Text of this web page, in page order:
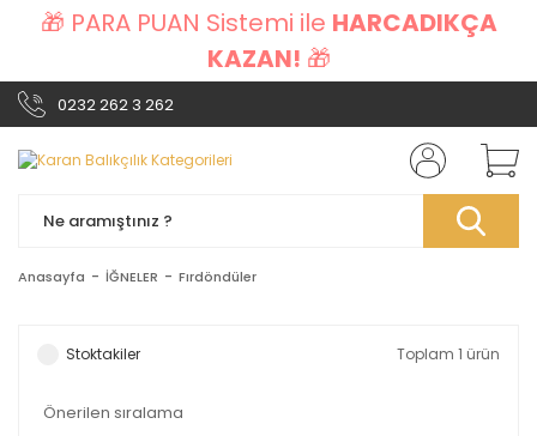
🎁 PARA PUAN Sistemi ile HARCADIKÇA
KAZAN! 🎁
0232 262 3 262
Anasayfa İĞNELER Fırdöndüler
Stoktakiler Toplam 1 ürün